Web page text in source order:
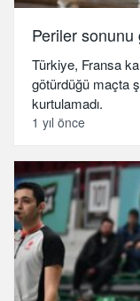
Periler sonunu
Türkiye, Fransa
götürdüğü maçta
kurtulamadı.
1 yıl önce